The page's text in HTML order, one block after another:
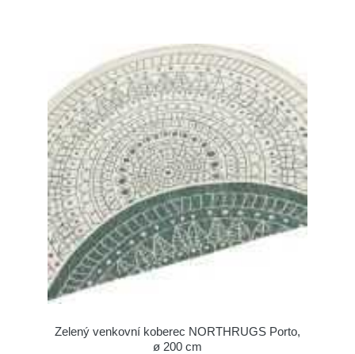
Zelený venkovní koberec NORTHRUGS Porto,
ø 200 cm